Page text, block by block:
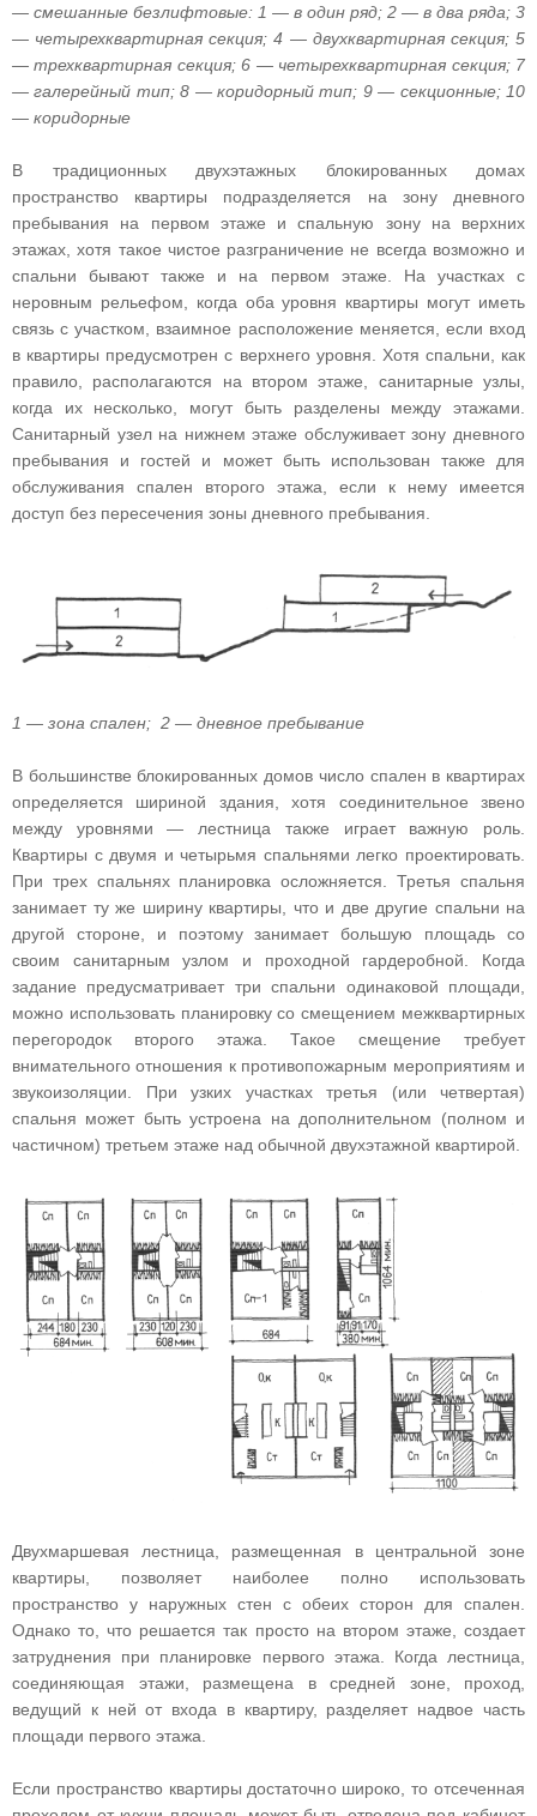
— смешанные безлифтовые: 1 — в один ряд; 2 — в два ряда; 3
— четырехквартирная секция; 4 — двухквартирная секция; 5
— трехквартирная секция; 6 — четырехквартирная секция; 7
— галерейный тип; 8 — коридорный тип; 9 — секционные; 10
— коридорные
В традиционных двухэтажных блокированных домах
пространство квартиры подразделяется на зону дневного
пребывания на первом этаже и спальную зону на верхних
этажах, хотя такое чистое разграничение не всегда возможно и
спальни бывают также и на первом этаже. На участках с
неровным рельефом, когда оба уровня квартиры могут иметь
связь с участком, взаимное расположение меняется, если вход
в квартиры предусмотрен с верхнего уровня. Хотя спальни, как
правило, располагаются на втором этаже, санитарные узлы,
когда их несколько, могут быть разделены между этажами.
Санитарный узел на нижнем этаже обслуживает зону дневного
пребывания и гостей и может быть использован также для
обслуживания спален второго этажа, если к нему имеется
доступ без пересечения зоны дневного пребывания.
1 — зона спален; 2 — дневное пребывание
В большинстве блокированных домов число спален в квартирах
определяется шириной здания, хотя соединительное звено
между уровнями — лестница также играет важную роль.
Квартиры с двумя и четырьмя спальнями легко проектировать.
При трех спальнях планировка осложняется. Третья спальня
занимает ту же ширину квартиры, что и две другие спальни на
другой стороне, и поэтому занимает большую площадь со
своим санитарным узлом и проходной гардеробной. Когда
задание предусматривает три спальни одинаковой площади,
можно использовать планировку со смещением межквартирных
перегородок второго этажа. Такое смещение требует
внимательного отношения к противопожарным мероприятиям и
звукоизоляции. При узких участках третья (или четвертая)
спальня может быть устроена на дополнительном (полном и
частичном) третьем этаже над обычной двухэтажной квартирой.
Двухмаршевая лестница, размещенная в центральной зоне
квартиры, позволяет наиболее полно использовать
пространство у наружных стен с обеих сторон для спален.
Однако то, что решается так просто на втором этаже, создает
затруднения при планировке первого этажа. Когда лестница,
соединяющая этажи, размещена в средней зоне, проход,
ведущий к ней от входа в квартиру, разделяет надвое часть
площади первого этажа.
Если пространство квартиры достаточно широко, то отсеченная